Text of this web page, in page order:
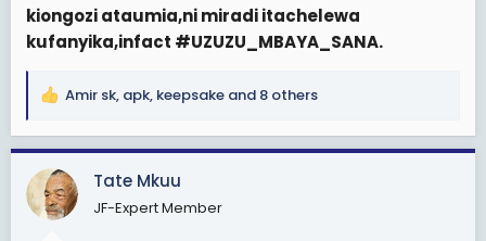
kiongozi ataumia,ni miradi itachelewa
kufanyika,infact #UZUZU_MBAYA_SANA.
R
a
c
t
i
Amir sk, apk, keepsake and 8 others
Tate Mkuu
JF-Expert Member